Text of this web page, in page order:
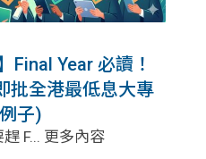
Final Year 必讀！
批全港最低息大專
子)
F... 更多內容